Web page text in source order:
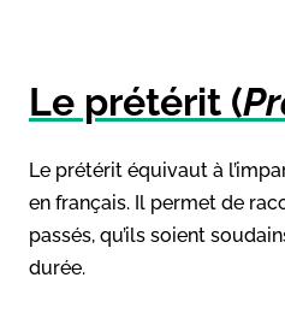
Le prétérit (
Le prétérit équivaut à
en français. Il permet de
passés, qu’ils soient
durée.